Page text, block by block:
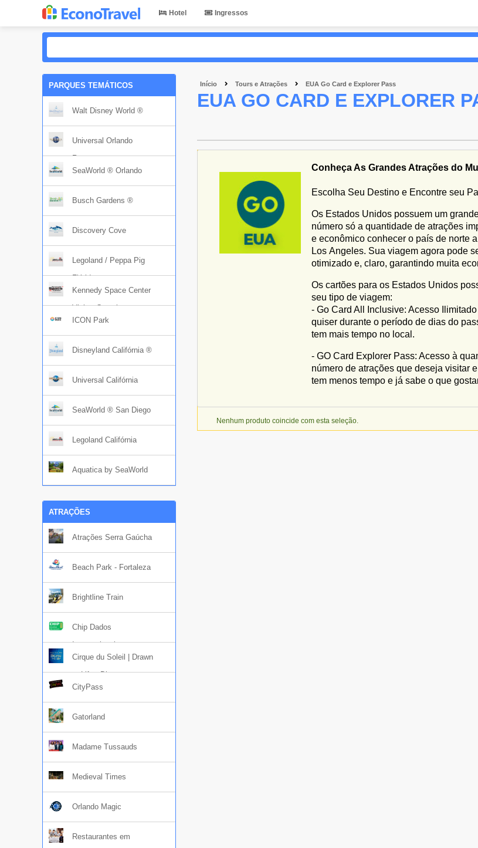
Hotel Ingressos
PARQUES TEMÁTICOS
Walt Disney World ®
Universal Orlando
Resort
SeaWorld ® Orlando
Busch Gardens ®
Discovery Cove
Legoland / Peppa Pig
Flórida
Kennedy Space Center
Visitor Complex
ICON Park
Disneyland Califórnia ®
Universal Califórnia
SeaWorld ® San Diego
Legoland Califórnia
Aquatica by SeaWorld
ATRAÇÕES
Atrações Serra Gaúcha
Beach Park - Fortaleza
Brightline Train
Chip Dados
Internacional
Cirque du Soleil | Drawn
to Life - Disney
CityPass
Gatorland
Madame Tussauds
Medieval Times
Orlando Magic
Restaurantes em
Início Tours e Atrações EUA Go Card e Explorer Pass
EUA GO CARD E EXPLORER
Conheça As Grandes Atrações do
Escolha Seu Destino e Encontre seu
Os Estados Unidos possuem um
número só a quantidade de atrações
e econômico conhecer o país de norte
Los Angeles. Sua viagem agora pode
otimizado e, claro, garantindo muita
Os cartões para os Estados Unidos
seu tipo de viagem:
- Go Card All Inclusive: Acesso
quiser durante o período de dias do
tem mais tempo no local.
- GO Card Explorer Pass: Acesso à
número de atrações que deseja visitar
tem menos tempo e já sabe o que
Nenhum produto coincide com esta seleção.